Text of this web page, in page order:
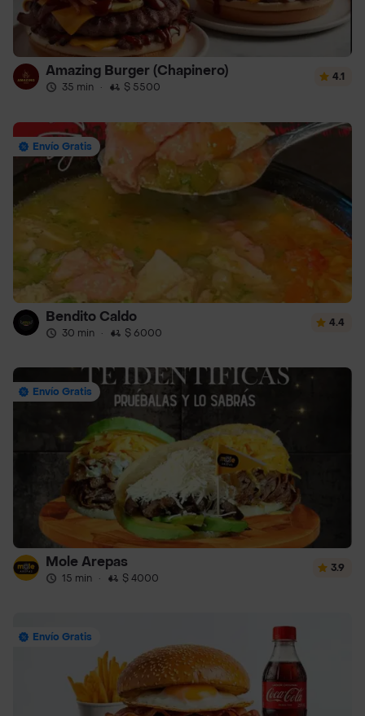
Amazing Burger (Chapinero)
35 min · $ 5500
4.1
Envío Gratis
Bendito Caldo
30 min · $ 6000
4.4
Envío Gratis
Mole Arepas
15 min · $ 4000
3.9
Envío Gratis